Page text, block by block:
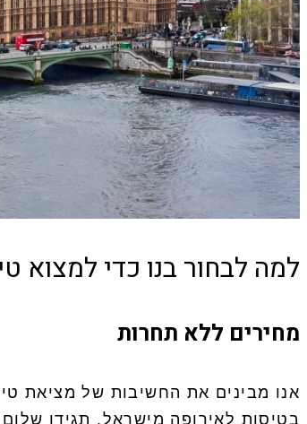
למה לבחור בנו כדי למצוא
מחירים ללא תחרות
אנו מבינים את החשיבות של מציאת
בטיסות לאירופה מישראל. תגידו